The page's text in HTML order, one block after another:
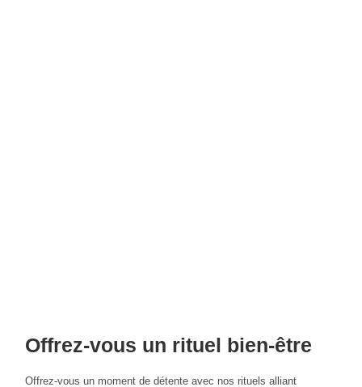
Offrez-vous un rituel bien-être
Offrez-vous un moment de détente avec nos rituels alliant